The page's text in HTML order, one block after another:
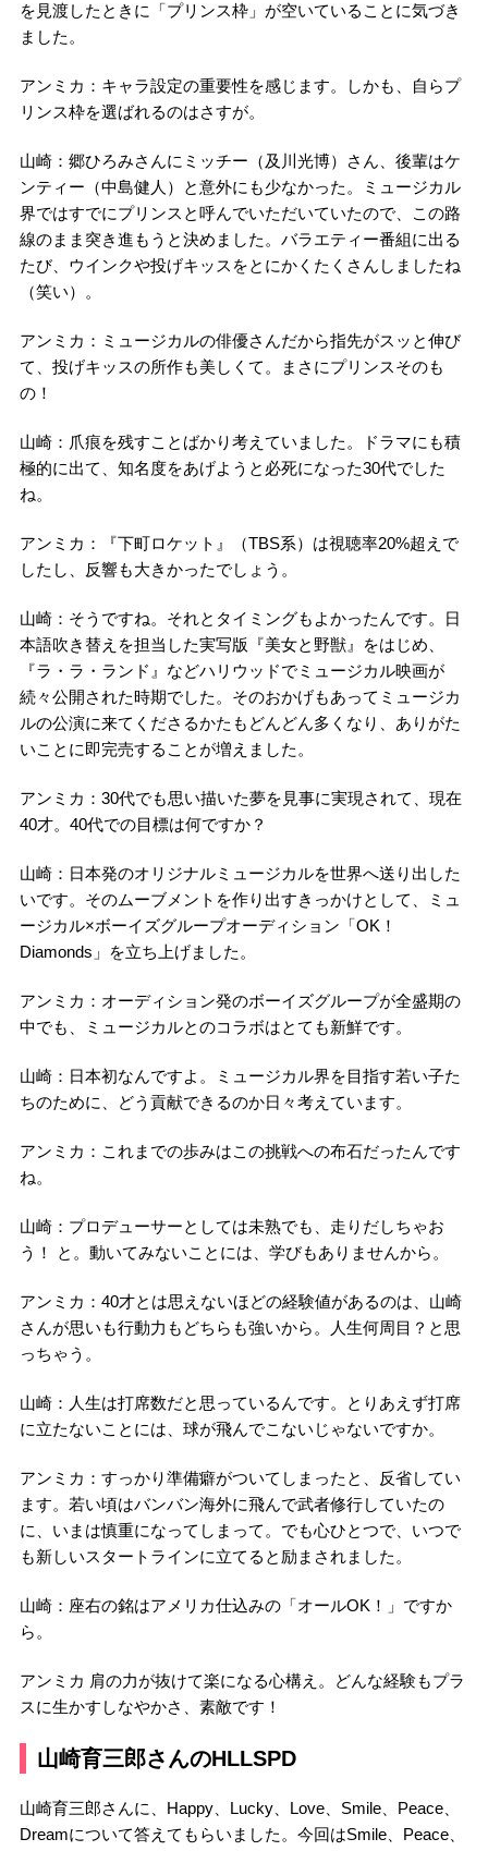
を見渡したときに「プリンス枠」が空いていることに気づき
ました。
アンミカ：キャラ設定の重要性を感じます。しかも、自らプ
リンス枠を選ばれるのはさすが。
山崎：郷ひろみさんにミッチー（及川光博）さん、後輩はケ
ンティー（中島健人）と意外にも少なかった。ミュージカル
界ではすでにプリンスと呼んでいただいていたので、この路
線のまま突き進もうと決めました。バラエティー番組に出る
たび、ウインクや投げキッスをとにかくたくさんしましたね
（笑い）。
アンミカ：ミュージカルの俳優さんだから指先がスッと伸び
て、投げキッスの所作も美しくて。まさにプリンスそのも
の！
山崎：爪痕を残すことばかり考えていました。ドラマにも積
極的に出て、知名度をあげようと必死になった30代でした
ね。
アンミカ：『下町ロケット』（TBS系）は視聴率20%超えで
したし、反響も大きかったでしょう。
山崎：そうですね。それとタイミングもよかったんです。日
本語吹き替えを担当した実写版『美女と野獣』をはじめ、
『ラ・ラ・ランド』などハリウッドでミュージカル映画が
続々公開された時期でした。そのおかげもあってミュージカ
ルの公演に来てくださるかたもどんどん多くなり、ありがた
いことに即完売することが増えました。
アンミカ：30代でも思い描いた夢を見事に実現されて、現在
40才。40代での目標は何ですか？
山崎：日本発のオリジナルミュージカルを世界へ送り出した
いです。そのムーブメントを作り出すきっかけとして、ミュ
ージカル×ボーイズグループオーディション「OK！
Diamonds」を立ち上げました。
アンミカ：オーディション発のボーイズグループが全盛期の
中でも、ミュージカルとのコラボはとても新鮮です。
山崎：日本初なんですよ。ミュージカル界を目指す若い子た
ちのために、どう貢献できるのか日々考えています。
アンミカ：これまでの歩みはこの挑戦への布石だったんです
ね。
山崎：プロデューサーとしては未熟でも、走りだしちゃお
う！ と。動いてみないことには、学びもありませんから。
アンミカ：40才とは思えないほどの経験値があるのは、山崎
さんが思いも行動力もどちらも強いから。人生何周目？と思
っちゃう。
山崎：人生は打席数だと思っているんです。とりあえず打席
に立たないことには、球が飛んでこないじゃないですか。
アンミカ：すっかり準備癖がついてしまったと、反省してい
ます。若い頃はバンバン海外に飛んで武者修行していたの
に、いまは慎重になってしまって。でも心ひとつで、いつで
も新しいスタートラインに立てると励まされました。
山崎：座右の銘はアメリカ仕込みの「オールOK！」ですか
ら。
アンミカ 肩の力が抜けて楽になる心構え。どんな経験もプラ
スに生かすしなやかさ、素敵です！
山崎育三郎さんのHLLSPD
山崎育三郎さんに、Happy、Lucky、Love、Smile、Peace、
Dreamについて答えてもらいました。今回はSmile、Peace、